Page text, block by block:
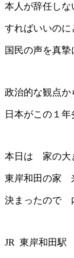
本人が辞任し
すればいいの
国民の声を真
政治的な観点か
日本がこの１
本日は 家の大
東岸和田の家
決まったので
JR 東岸和田駅